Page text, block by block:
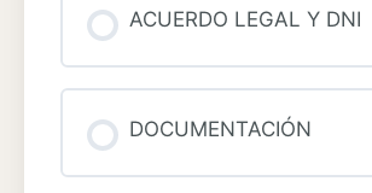
ACUERDO LEGAL Y DNI
DOCUMENTACIÓN